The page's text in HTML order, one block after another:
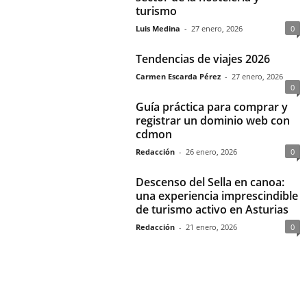
turismo
Luis Medina - 27 enero, 2026 0
Tendencias de viajes 2026
Carmen Escarda Pérez - 27 enero, 2026
0
Guía práctica para comprar y
registrar un dominio web con
cdmon
Redacción - 26 enero, 2026 0
Descenso del Sella en canoa:
una experiencia imprescindible
de turismo activo en Asturias
Redacción - 21 enero, 2026 0